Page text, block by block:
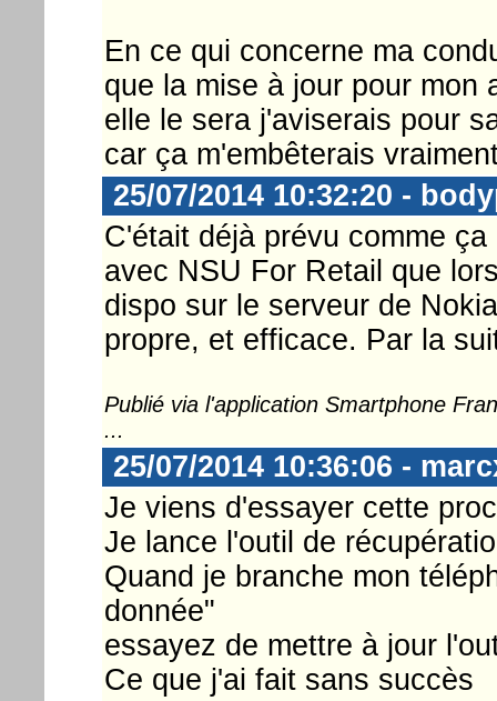
En ce qui concerne ma
que la mise à jour pour mon
elle le sera j'aviserais pour
car ça m'embêterais
25/07/2014 10:32:20 -
C'était déjà prévu comme
avec NSU For Retail que
dispo sur le serveur de
propre, et efficace. Par la
Publié via l'application Smartphone
...
25/07/2014 10:36:06 -
Je viens d'essayer cette
Je lance l'outil de
Quand je branche mon
donnée"
essayez de mettre à jour
Ce que j'ai fait sans succès